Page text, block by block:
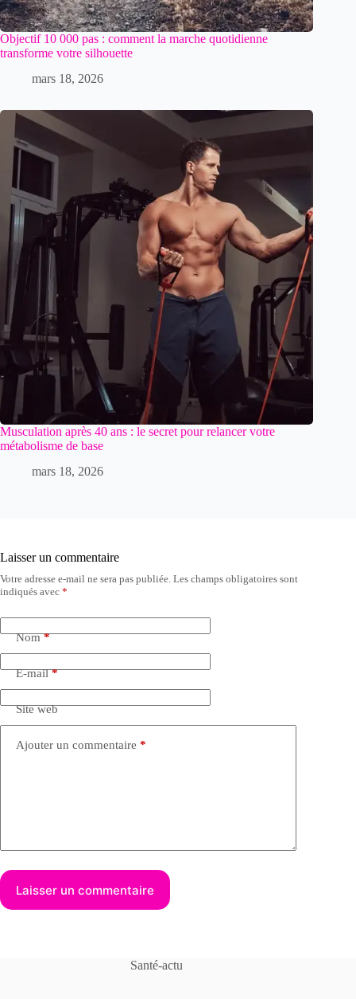
Objectif 10 000 pas : comment la marche quotidienne
transforme votre silhouette
mars 18, 2026
Musculation après 40 ans : le secret pour relancer votre
métabolisme de base
mars 18, 2026
Laisser un commentaire
Votre adresse e-mail ne sera pas publiée. Les champs obligatoires sont
indiqués avec *
Nom*
E-mail*
Site web
Ajouter un commentaire *
Laisser un commentaire
Santé-actu